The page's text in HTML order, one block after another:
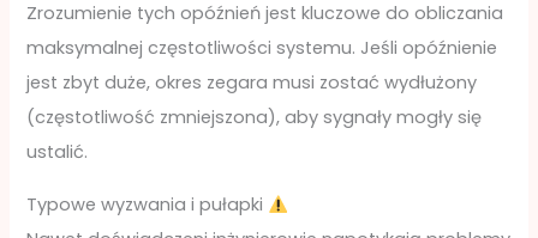
Zrozumienie tych opóźnień jest kluczowe do obliczania
maksymalnej częstotliwości systemu. Jeśli opóźnienie
jest zbyt duże, okres zegara musi zostać wydłużony
(częstotliwość zmniejszona), aby sygnały mogły się
ustalić.
Typowe wyzwania i pułapki